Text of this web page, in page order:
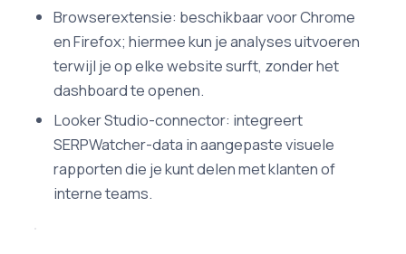
Browserextensie: beschikbaar voor Chrome
en Firefox; hiermee kun je analyses uitvoeren
terwijl je op elke website surft, zonder het
dashboard te openen.
Looker Studio-connector: integreert
SERPWatcher-data in aangepaste visuele
rapporten die je kunt delen met klanten of
interne teams.